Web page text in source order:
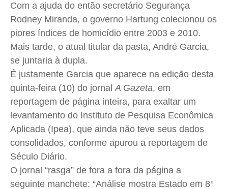
Quem Somos
Contato
Anuncie
Termos de Uso
Privacidade
Quem Somos
Contato
Anuncie
Termos de Uso
Privacidade
Quem Somos
Contato
Anuncie
Termos de Uso
Privacidade
Quem Somos
Contato
Anuncie
Termos de Uso
Privacidade
Com a ajuda do então secretário Segurança
Rodney Miranda, o governo Hartung colecionou os
piores índices de homicídio entre 2003 e 2010.
Mais tarde, o atual titular da pasta, André Garcia,
se juntaria à dupla.
É justamente Garcia que aparece na edição desta
quinta-feira (10) do jornalA Gazeta, em
reportagem de página inteira, para exaltar um
levantamento do Instituto de Pesquisa Econômica
Aplicada (Ipea), que ainda não teve seus dados
consolidados, conforme apurou a reportagem de
Século Diário.
O jornal “rasga” de fora a fora da página a
seguinte manchete: “Análise mostra Estado em 8°